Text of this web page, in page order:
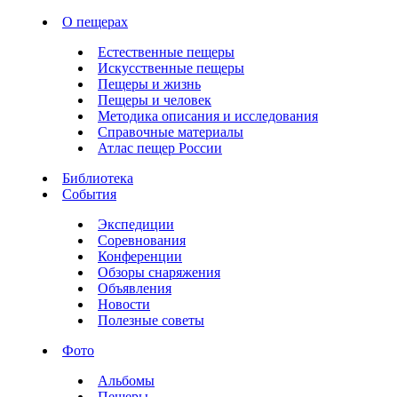
О пещерах
Естественные пещеры
Искусственные пещеры
Пещеры и жизнь
Пещеры и человек
Методика описания и исследования
Справочные материалы
Атлас пещер России
Библиотека
События
Экспедиции
Соревнования
Конференции
Обзоры снаряжения
Объявления
Новости
Полезные советы
Фото
Альбомы